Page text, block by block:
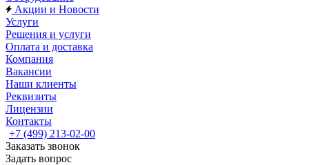
Акции и Новости
Услуги
Решения и услуги
Оплата и доставка
Компания
Вакансии
Наши клиенты
Реквизиты
Лицензии
Контакты
+7 (499) 213-02-00
Заказать звонок
Задать вопрос